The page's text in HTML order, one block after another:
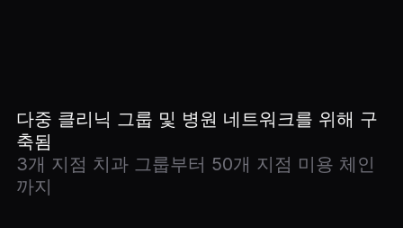
다중 클리닉 그룹 및 병원 네트워크를 위해 구
축됨
3개 지점 치과 그룹부터 50개 지점 미용 체인
까지